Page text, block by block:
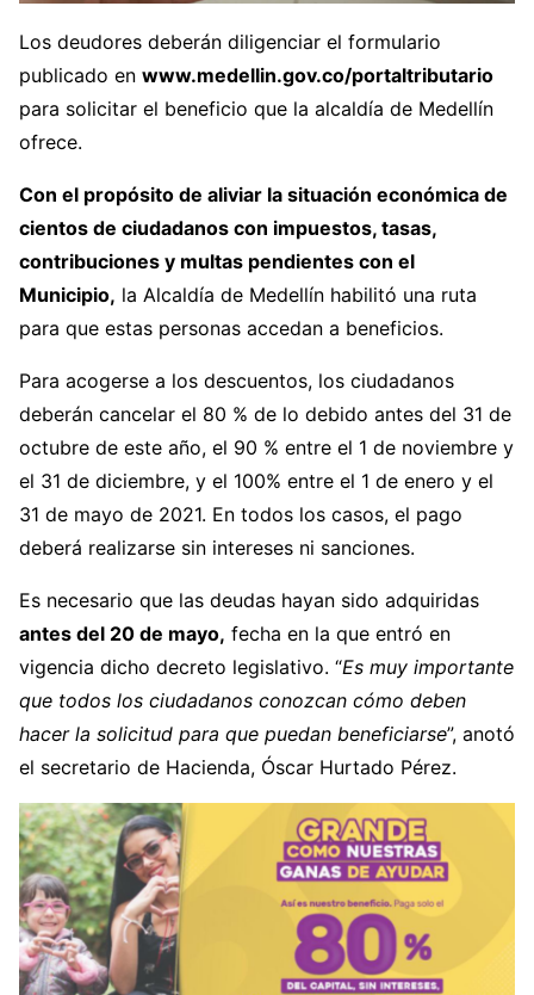
Los deudores deberán diligenciar el formulario
publicado en www.medellin.gov.co/portaltributario
para solicitar el beneficio que la alcaldía de Medellín
ofrece.
Con el propósito de aliviar la situación económica de
cientos de ciudadanos con impuestos, tasas,
contribuciones y multas pendientes con el
Municipio, la Alcaldía de Medellín habilitó una ruta
para que estas personas accedan a beneficios.
Para acogerse a los descuentos, los ciudadanos
deberán cancelar el 80 % de lo debido antes del 31 de
octubre de este año, el 90 % entre el 1 de noviembre y
el 31 de diciembre, y el 100% entre el 1 de enero y el
31 de mayo de 2021. En todos los casos, el pago
deberá realizarse sin intereses ni sanciones.
Es necesario que las deudas hayan sido adquiridas
antes del 20 de mayo, fecha en la que entró en
vigencia dicho decreto legislativo. “Es muy importante
que todos los ciudadanos conozcan cómo deben
hacer la solicitud para que puedan beneficiarse”, anotó
el secretario de Hacienda, Óscar Hurtado Pérez.